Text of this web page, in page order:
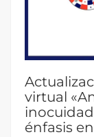
virtual
énfasis